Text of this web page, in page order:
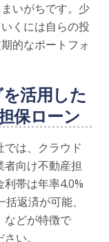
いがちです。少
くには自らの投
的なポートフォ
活用した
保ローン
では、クラウド
向け不動産担
帯は年率4.0%
返済が可能、
などが特徴で
い。